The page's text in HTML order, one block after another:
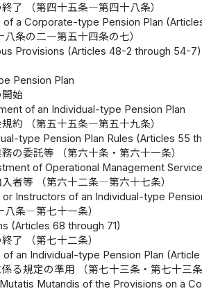
了 （第四十五条―第四十八条）
of a Corporate-type Pension Plan
条の二―第五十四条の七）
Provisions (Articles 48-2 through 54-7)
Pension Plan
始
of an Individual-type Pension Plan
約 （第五十五条―第五十九条）
type Pension Plan Rules (Articles 55
の委託等 （第六十条・第六十一条）
of Operational Management
者等 （第六十二条―第六十七条）
Instructors of an Individual-type
条―第七十一条）
(Articles 68 through 71)
了 （第七十二条）
an Individual-type Pension Plan (Article
る規定の準用 （第七十三条・第七十三条
Mutandis of the Provisions on a